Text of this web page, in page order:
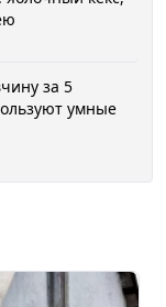
за 5
умные